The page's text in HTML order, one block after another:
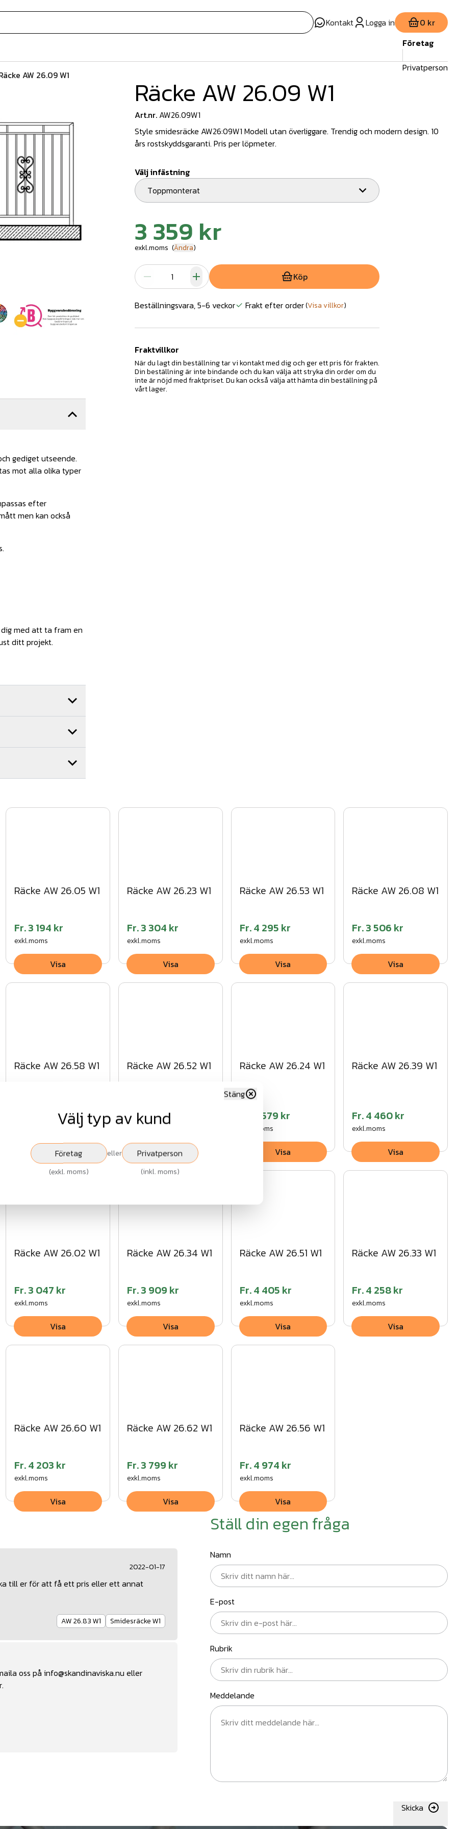
Kontakt Logga in 0 kr
Företag
Privatperson
AW 26.09 W1
gediget utseende.
mot alla olika typer
efter
men kan också
med att ta fram en
ditt projekt.
nätverk av
delar av landet. Hör
för områdesskydd
Räcke AW 26.09 W1
Art.nr. AW26.09W1
Style smidesräcke AW26:09W1 Modell utan överliggare. Trendig och modern design. 10
års rostskyddsgaranti. Pris per löpmeter.
Välj infästning
Toppmonterat
3 359 kr
exkl.moms (Ändra)
Köp
Beställningsvara, 5-6 veckor Frakt efter order(Visa villkor)
Fraktvillkor
När du lagt din beställning tar vi kontakt med dig och ger ett pris för frakten.
Din beställning är inte bindande och du kan välja att stryka din order om du
inte är nöjd med fraktpriset. Du kan också välja att hämta din beställning på
vårt lager.
Räcke AW 26.05 W1
Fr.3 194 kr
exkl.moms
Visa
Räcke AW 26.23 W1
Fr.3 304 kr
exkl.moms
Visa
Räcke AW 26.53 W1
Fr.4 295 kr
exkl.moms
Visa
Räcke AW 26.08 W1
Fr.3 506 kr
exkl.moms
Visa
Räcke AW 26.58 W1
4 221 kr
Visa
Räcke AW 26.52 W1
Fr.4 387 kr
Visa
Räcke AW 26.24 W1
3 579 kr
exkl.moms
Visa
Räcke AW 26.39 W1
Fr.4 460 kr
exkl.moms
Visa
Räcke AW 26.02 W1
Fr.3 047 kr
exkl.moms
Visa
Räcke AW 26.34 W1
Fr.3 909 kr
exkl.moms
Visa
Räcke AW 26.51 W1
Fr.4 405 kr
exkl.moms
Visa
Räcke AW 26.33 W1
Fr.4 258 kr
exkl.moms
Visa
Räcke AW 26.60 W1
Fr.4 203 kr
exkl.moms
Visa
Räcke AW 26.62 W1
Fr.3 799 kr
exkl.moms
Visa
Räcke AW 26.56 W1
Fr.4 974 kr
exkl.moms
Visa
2022-01-17
till er för att få ett pris eller ett annat
AW 26.83 W1 Smidesräcke W1
oss på info@skandinaviska.nu eller
Ställ din egen fråga
Namn
E-post
Rubrik
Meddelande
Skicka
Välj typ av kund
Stäng
Företag
(exkl. moms)
eller Privatperson
(inkl. moms)